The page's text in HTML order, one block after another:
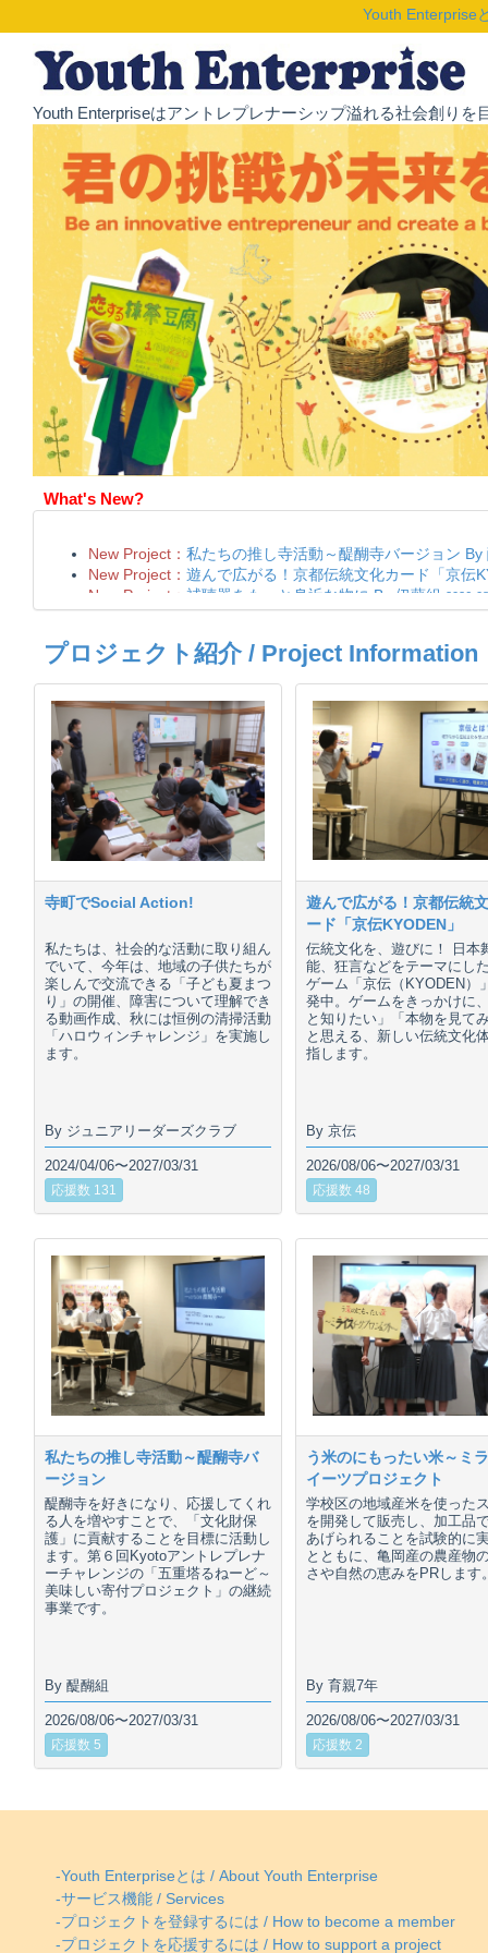
Youth Enterprise
Youth Enterpriseはアントレプレナーシップ溢れる社会創り
What's New?
プロジェクト紹介 / Project Information
寺町でSocial Action!
私たちは、社会的な活動に取り組ん
でいて、今年は、地域の子供たちが
楽しんで交流できる「子ども夏まつ
り」の開催、障害について理解でき
る動画作成、秋には恒例の清掃活動
「ハロウィンチャレンジ」を実施し
ます。
By ジュニアリーダーズクラブ
2024/04/06〜2027/03/31
応援数 131
遊んで広がる！京都伝統
ード「京伝KYODEN」
伝統文化を、遊びに！ 日本
能、狂言などをテーマにし
ゲーム「京伝（KYODEN）
発中。ゲームをきっかけに
と知りたい」「本物を見て
と思える、新しい伝統文化
指します。
By 京伝
2026/08/06〜2027/03/31
応援数 48
私たちの推し寺活動～醍醐寺バ
ージョン
醍醐寺を好きになり、応援してくれ
る人を増やすことで、「文化財保
護」に貢献することを目標に活動し
ます。第６回Kyotoアントレプレナ
ーチャレンジの「五重塔るねーど～
美味しい寄付プロジェクト」の継続
事業です。
By 醍醐組
2026/08/06〜2027/03/31
応援数 5
う米のにもったい米～ミ
イーツプロジェクト
学校区の地域産米を使った
を開発して販売し、加工品
あげられることを試験的に
とともに、亀岡産の農産物
さや自然の恵みをPRします
By 育親7年
2026/08/06〜2027/03/31
応援数 2
-Youth Enterpriseとは / About Youth Enterprise
-サービス機能 / Services
-プロジェクトを登録するには / How to become a member
-プロジェクトを応援するには / How to support a project